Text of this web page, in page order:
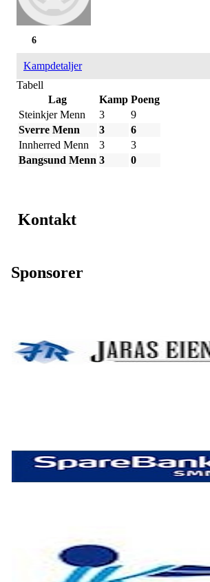
6
Kampdetaljer
Tabell
Lag
Kamp Poeng
Steinkjer Menn
3
9
Sverre Menn
3
6
Innherred Menn
3
3
Bangsund Menn 3 0
Kontakt
Sponsorer